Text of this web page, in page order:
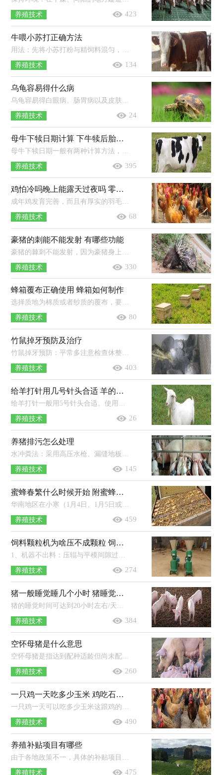
养殖技术 423
牛喂小苏打正确方法
养殖技术 134
乌龟容易得什么病
养殖技术 24
母牛下犊日期计算 下牛犊后胎衣多长时间下来
养殖技术 395
鸡怕冷吗晚上能露天过夜吗 零下20度能不能冻死鸡
养殖技术 68
豪猪的刺能不能发射 有哪些功能
养殖技术 330
蜂箱覆布正确使用 蜂箱如何制作
选择质地为棉质或者纱质的覆布，要求厚度稍厚，而且需干净卫生，无异味和霉味以及细菌。在转场时需将覆布取下，避免将蜜蜂闷死，一般可在装...
养殖技术 80
竹鼠掉牙预防及治疗
竹鼠掉牙预防：平常多注意检查休整，松动很厉害的或者发黑的牙应及时拔掉，要防止掉一颗牙或者没有全部掉完的牙，应及时修剪，饲料中添加多...
养殖技术 403
给羊打针用几号针头合适 羊的三联四防怎么注射
给羊打针一般用5号针头合适。使用注射器之前，应当检查注射器有无破损，针筒和针筒活塞是否相配，金属注射器的橡胶垫是否老化。注射方...
养殖技术 26
养猪排污怎么处理
水冲粪法：采用高压水枪、漏缝地板，将粪尿混合导进集污池，用固液分离机将猪粪残渣和污水分离，残渣可做肥料，污水可发酵处理。干清粪法：采...
养殖技术 145
蜜蜂春繁什么时候开始 附蜜蜂春繁管理技术
华南地区在小寒（1月4日、1月5日或者1月6日）过后开始春繁，华北地区一般在立春（2月3日、2月4日或者2月5日）后开始春繁，而东北地区一般在惊...
养殖技术 459
饲料颗粒机为啥压不成颗粒 饲料颗粒机能做燃料颗粒吗
1、机器不出料：压辊与平模间隙过大（调整压紧螺栓），压辊或模盘磨损严重（更换辊或模盘），三角带打滑或老化（张紧或更换三角带），物料含水率过高...
养殖技术 274
猪一般睡觉睡几个小时 猪睡觉打呼噜吗
猪的睡觉时间可达到20小时左右/天，除了进食和排泄，其余时间它们一般都会睡觉。猪是懒惰的生物，养殖期间若不去打扰它们，则猪群会长时...
养殖技术 384
空怀母猪是什么意思
养殖技术 260
一只鸡一天吃多少玉米 鸡吃石子有什么作用
养殖技术 490
养殖补贴项目有哪些
养殖技术 475